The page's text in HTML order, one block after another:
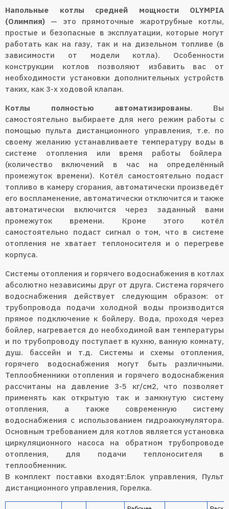
Напольные котлы средней мощности OLYMPIA
(Олимпия) — это прямоточные жаротрубные котлы,
простые и безопасные в эксплуатации, которые могут
работать как на газу, так и на дизельном топливе (в
зависимости от модели котла). Особенности
конструкции котлов позволяют избавить вас от
необходимости установки дополнительных устройств
таких, как 3-х ходовой клапан.
Котлы полностью автоматизированы. Вы
самостоятельно выбираете для него режим работы с
помощью пульта дистанционного управления, т.е. по
своему желанию устанавливаете температуру воды в
системе отопления или время работы бойлера
(количество включений в час на определённый
промежуток времени). Котёл самостоятельно подаст
топливо в камеру сгорания, автоматически произведёт
его воспламенение, автоматически отключится и также
автоматически включится через заданный вами
промежуток времени. Кроме этого котёл
самостоятельно подаст сигнал о том, что в системе
отопления не хватает теплоносителя и о перегреве
корпуса.
Системы отопления и горячего водоснабжения в котлах
абсолютно независимы друг от друга. Система горячего
водоснабжения действует следующим образом: от
трубопровода подачи холодной воды производится
прямое подключение к бойлеру. Вода, проходя через
бойлер, нагревается до необходимой вам температуры
и по трубопроводу поступает в кухню, ванную комнату,
душ. бассейн и т.д. Системы и схемы отопления,
горячего водоснабжения могут быть различными.
Теплообменники отопления и горячего водоснабжения
рассчитаны на давление 3-5 кг/см2, что позволяет
применять как открытую так и замкнутую систему
отопления, а также современную систему
водоснабжения с использованием гидроаккумулятора.
Основным требованием для котлов является установка
циркуляционного насоса на обратном трубопроводе
отопления, для подачи теплоносителя в
теплообменник.
В комплект поставки входят:Блок управления, Пульт
дистанционного управления, Горелка.